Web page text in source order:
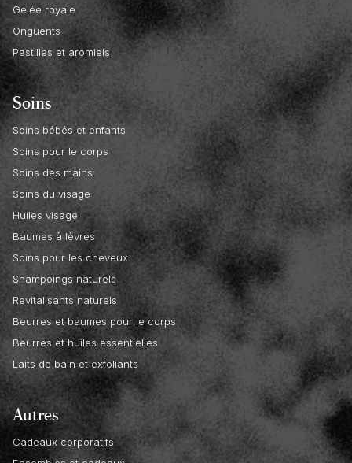
Gelée royale
Onguents
Pastilles et aromiels
Soins
Soins bébés et enfants
Soins pour le corps
Soins des mains
Soins du visage
Huiles visage
Baumes à lèvres
Soins pour les cheveux
Shampoings naturels
Revitalisants naturels
Beurres et baumes pour le corps
Beurres et huiles essentielles
Laits de bain et exfoliants
Autres
Cadeaux corporatifs